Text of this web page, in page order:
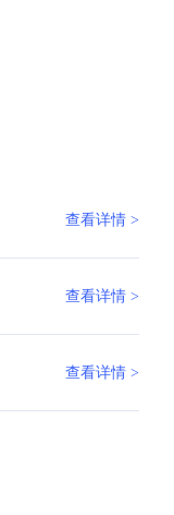
查看详情 >
查看详情 >
查看详情 >